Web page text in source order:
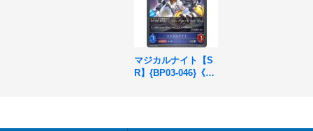
マジカルナイト【S
R】{BP03-046}《ウ